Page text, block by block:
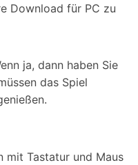
Download für PC zu
ja, dann haben Sie
das Spiel
mit Tastatur und Maus